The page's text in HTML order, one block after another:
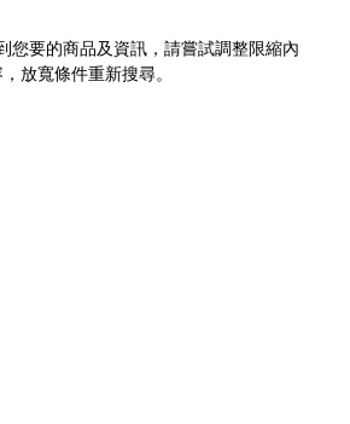
您要的商品及資訊，請嘗試調整限縮內
放寬條件重新搜尋。